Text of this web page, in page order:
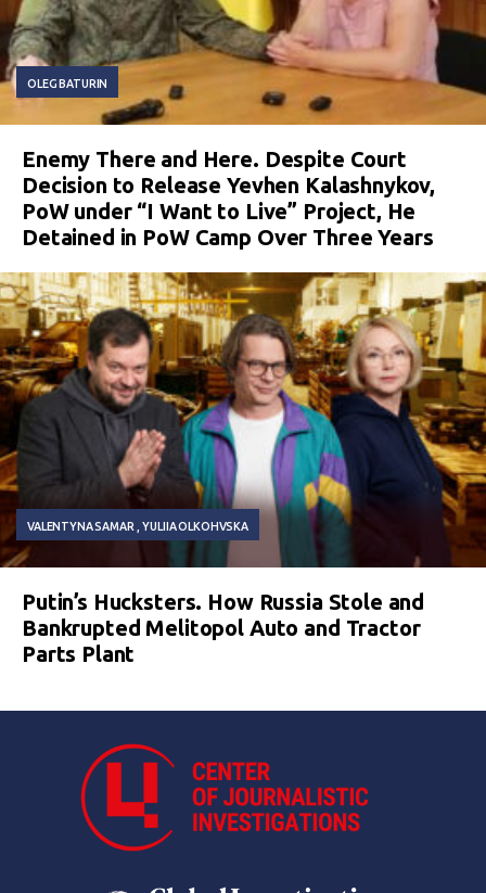
OLEG BATURIN
Enemy There and Here. Despite Court
Decision to Release Yevhen Kalashnykov,
PoW under “I Want to Live” Project, He
Detained in PoW Camp Over Three Years
VALENTYNA SAMAR YULIIA OLKOHVSKA
Putin’s Hucksters. How Russia Stole and
Bankrupted Melitopol Auto and Tractor
Parts Plant